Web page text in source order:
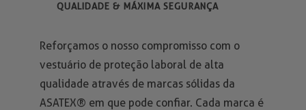
QUALIDADE & MÁXIMA SEGURANÇA
Reforçamos o nosso compromisso com o
vestuário de proteção laboral de alta
qualidade através de marcas sólidas da
ASATEX® em que pode confiar. Cada marca é